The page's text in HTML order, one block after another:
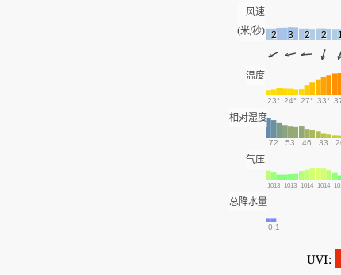
风速
(米/秒) 2 3 2 2
温度
23° 24° 27° 33°
相对湿度
72 53 46 33
气压
1013 1013 1014 1014
总降水量
0.1
UVI: